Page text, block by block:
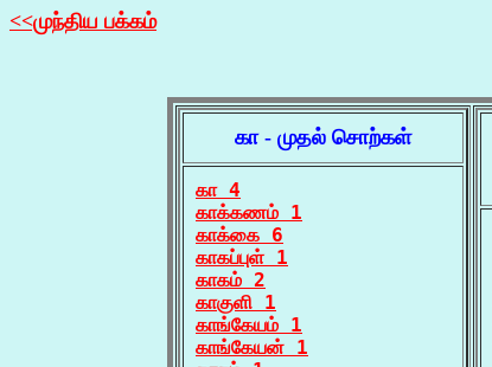
<<முந்திய பக்கம்
கா - முதல் சொற்கள்
கா 4
காக்கணம் 1
காக்கை 6
காகப்புள் 1
காகம் 2
காகுளி 1
காங்கேயம் 1
காங்கேயன் 1